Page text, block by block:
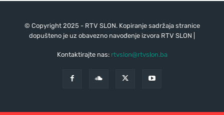
© Copyright 2025 - RTV SLON. Kopiranje sadržaja stranice
dopušteno je uz obavezno navođenje izvora RTV SLON |
Kontaktirajte nas: rtvslon@rtvslon.ba